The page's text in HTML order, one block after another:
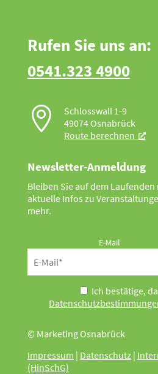
Rufen Sie uns an:
0541.323 4900

Schlosswall 1-9
49074 Osnabrück
Route berechnen
Newsletter-Anmeldung
Bleiben Sie auf dem
aktuelle Infos zu
mehr.
E-Mail
Ich bestätige,
© Marketing Osnabrück
Impressum | Datenschutz|
(HinSchG)